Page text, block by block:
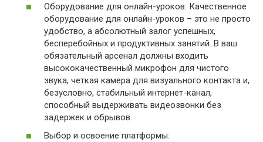
Оборудование для онлайн-уроков: Качественное
оборудование для онлайн-уроков – это не просто
удобство, а абсолютный залог успешных,
бесперебойных и продуктивных занятий. В ваш
обязательный арсенал должны входить
высококачественный микрофон для чистого
звука, четкая камера для визуального контакта и,
безусловно, стабильный интернет-канал,
способный выдерживать видеозвонки без
задержек и обрывов.
Выбор и освоение платформы: